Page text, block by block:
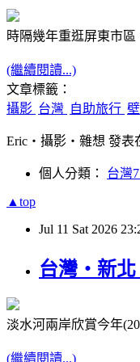
時隔幾年重逛屏東市區
(繼續閱讀...)
文章標籤：
攝影 台灣 自助旅行
Eric‧攝影‧雜想 發表
個人分類： 台灣
▲top
Jul 11 Sat 2026
台灣‧新北
淡水河兩岸欣賞今年
(繼續閱讀...)